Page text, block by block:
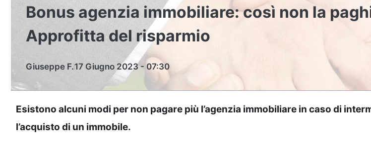
Bonus agenzia immobiliare: così non la
Approfitta del risparmio
Giuseppe F.17 Giugno 2023 - 07:30
Esistono alcuni modi per non pagare più l’agenzia immobiliare in caso di
l’acquisto di un immobile.